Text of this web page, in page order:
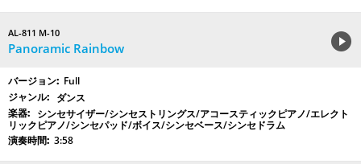
AL-811 M-10
Panoramic Rainbow
Full
ダンス
シンセサイザー/シンセストリングス/アコースティックピアノ/エレクト
リックピアノ/シンセパッド/ボイス/シンセベース/シンセドラム
3:58